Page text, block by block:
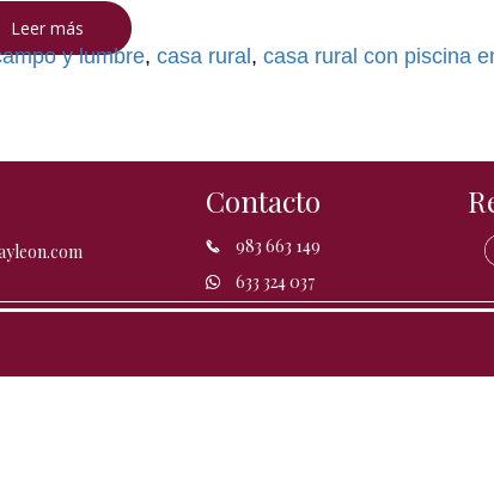
Leer más
y lumbre, casa rural , casa rural con piscina
Contacto
983 663 149
633 324 037